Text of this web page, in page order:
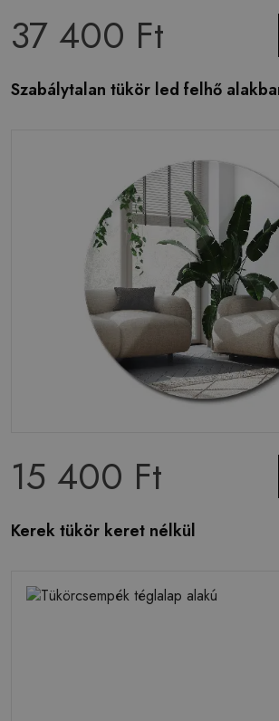
37 400 Ft
Szabálytalan tükör led felhő
15 400 Ft
Kerek tükör keret nélkül